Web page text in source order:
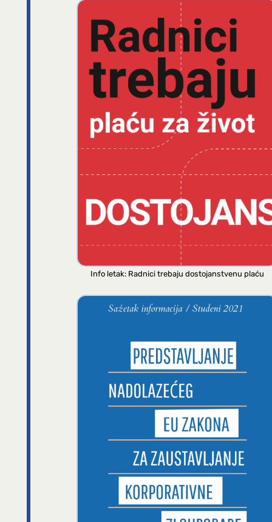
Info letak: Radnici trebaju dostojanstvenu plaću